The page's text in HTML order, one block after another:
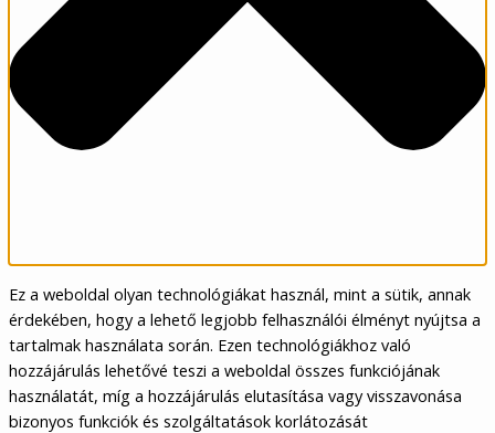
Ez a weboldal olyan technológiákat használ, mint a sütik, annak
érdekében, hogy a lehető legjobb felhasználói élményt nyújtsa a
tartalmak használata során. Ezen technológiákhoz való
hozzájárulás lehetővé teszi a weboldal összes funkciójának
használatát, míg a hozzájárulás elutasítása vagy visszavonása
bizonyos funkciók és szolgáltatások korlátozását